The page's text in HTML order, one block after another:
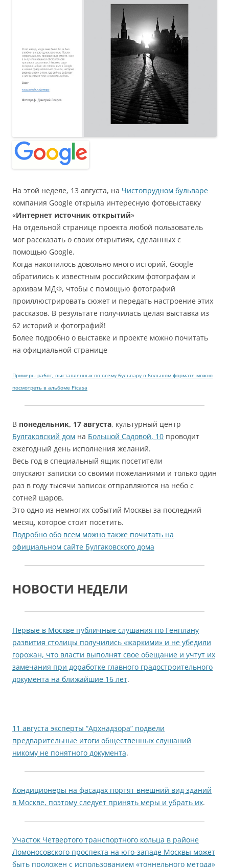
На этой неделе, 13 августа, на Чистопрудном бульваре
компания Google открыла интересную фотовыставку
«Интернет источник открытий»
На отдельной странице проекта любой пользователь
мог рассказать о своих открытиях, сделанных с
помощью Google.
Когда накопилось довольно много историй, Google
обратились к известным российским фотографам и
архивам МДФ, чтобы с помощью фотографий
проиллюстрировать сюжет и передать настроение этих
рассказов. В результате получилась целая выставка из
62 историй и фотографий!
Более подробно о выставке и проекте можно почитать
на официальной странице
Примеры работ, выставленных по всему бульвару в большом формате можно
посмотреть в альбоме Picasa
В понедельник, 17 августа, культурный центр
Булгаковский дом на Большой Садовой, 10 проводит
ежегодный день исполнения желаний.
Весь год в специальный ящик посетители
опускают записки со своими пожеланиями и только один
раз в году тысячи записок отправляются на небо с
сотней шаров.
Это одно из немногих событий Москвы за последний
месяц, которое стоит посетить.
Подробно обо всем можно также почитать на
официальном сайте Булгаковского дома
НОВОСТИ НЕДЕЛИ
Первые в Москве публичные слушания по Генплану
развития столицы получились «жаркими» и не убедили
горожан, что власти выполнят свое обещание и учтут их
замечания при доработке главного градостроительного
документа на ближайшие 16 лет.
11 августа эксперты “Архнадзора” подвели
предварительные итоги общественных слушаний
никому не понятного документа.
Кондиционеры на фасадах портят внешний вид зданий
в Москве, поэтому следует принять меры и убрать их.
Участок Четвертого транспортного кольца в районе
Ломоносовского проспекта на юго-западе Москвы может
быть проложен с использованием «тоннельного метода»